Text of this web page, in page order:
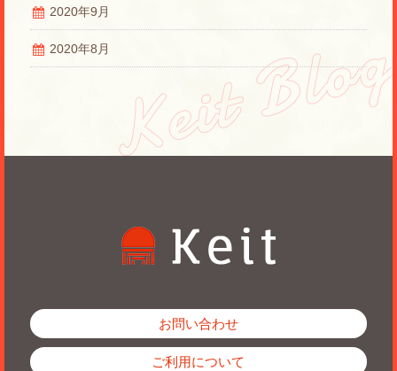
2020年9月
2020年8月
お問い合わせ
ご利用について